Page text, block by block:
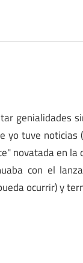
genialidades
yo tuve noticias
novatada en la
con el
ocurrir) y